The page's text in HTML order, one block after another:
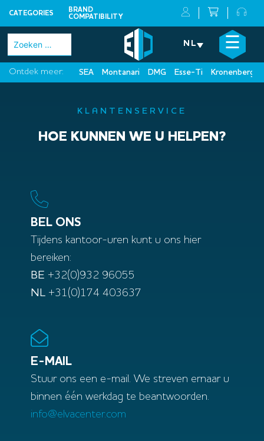
CATEGORIES
BRAND
COMPATIBILITY
Skip
content
Zoeken
naar:
NL ☰
Ontdek meer: SEA Montanari DMG Esse-Ti Kronenberg
×
KLANTENSERVICE
HOE KUNNEN WE U HELPEN?
BEL ONS
Tijdens kantoor-uren kunt u ons hier
bereiken:
BE +32(0)932 96055
NL +31(0)174 403637
E-MAIL
Stuur ons een e-mail. We streven ernaar u
binnen één werkdag te beantwoorden.
info@elvacenter.com